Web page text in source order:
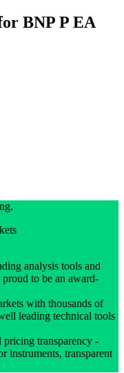
BNP P EA
analysis tools and
to be an award-
with thousands of
leading technical tools
pricing transparency -
instruments, transparent